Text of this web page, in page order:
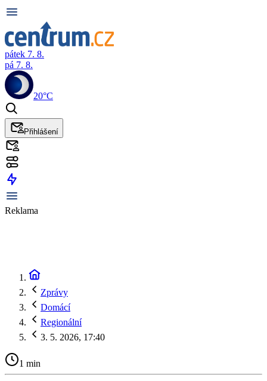
pátek 7. 8.
pá 7. 8.
20°C
Přihlášení
Reklama
Zprávy
Domácí
Regionální
3. 5. 2026, 17:40
1 min